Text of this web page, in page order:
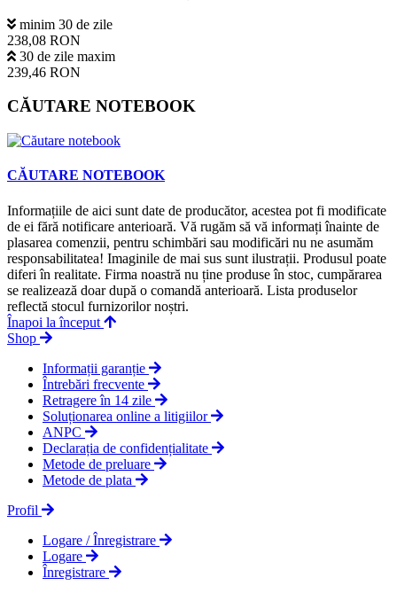
minim 30 de zile
238,08 RON
30 de zile maxim
239,46 RON
CĂUTARE NOTEBOOK
CĂUTARE NOTEBOOK
Informațiile de aici sunt date de producător, acestea pot fi modificate
de ei fără notificare anterioară. Vă rugăm să vă informați înainte de
plasarea comenzii, pentru schimbări sau modificări nu ne asumăm
responsabilitatea! Imaginile de mai sus sunt ilustrații. Produsul poate
diferi în realitate. Firma noastră nu ține produse în stoc, cumpărarea
se realizează doar după o comandă anterioară. Lista produselor
reflectă stocul furnizorilor noștri.
Înapoi la început
Shop
Informații garanție
Întrebări frecvente
Retragere în 14 zile
Soluționarea online a litigiilor
ANPC
Declarația de confidențialitate
Metode de preluare
Metode de plata
Profil
Logare / Înregistrare
Logare
Înregistrare